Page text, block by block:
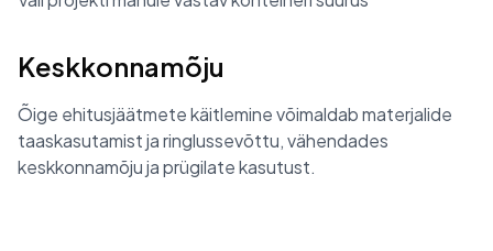
Keskkonnamõju
Õige ehitusjäätmete käitlemine võimaldab materjalide
taaskasutamist ja ringlussevõttu, vähendades
keskkonnamõju ja prügilate kasutust.